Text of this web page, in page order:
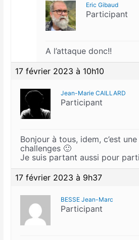
Eric Gibaud
Participant
A l’attaque donc!!
17 février 2023 à 10h10
Jean-Marie CAILLARD
Participant
Bonjour à tous, idem, c’est
challenges 🙂
Je suis partant aussi pour
17 février 2023 à 9h37
BESSE Jean-Marc
Participant